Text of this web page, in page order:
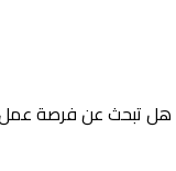
تبحث عن فرصة عمل